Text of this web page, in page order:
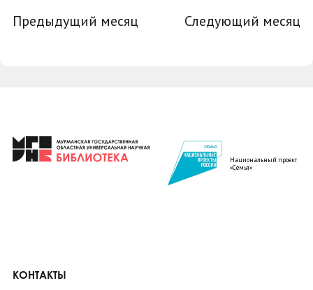
Предыдущий месяц Следующий месяц
Национальный проект
«Семья»
КОНТАКТЫ